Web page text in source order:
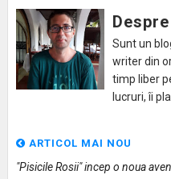
Sunt un
writer din
timp liber
lucruri, îi
ARTICOL MAI NOU
"Pisicile Rosii" incep o noua